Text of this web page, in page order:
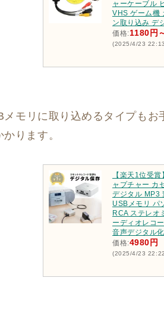
ャーケーブル
VHS ゲーム機
ン取り込み デ
価格:1180円
(2025/4/23
メモリに取り込めるタイプも
ります。
【楽天1位受
ャプチャー カ
デジタル MP3
USBメモリ パ
RCA ステレオ
ーディオレコ
音声デジタル
価格:4980円
(2025/4/23